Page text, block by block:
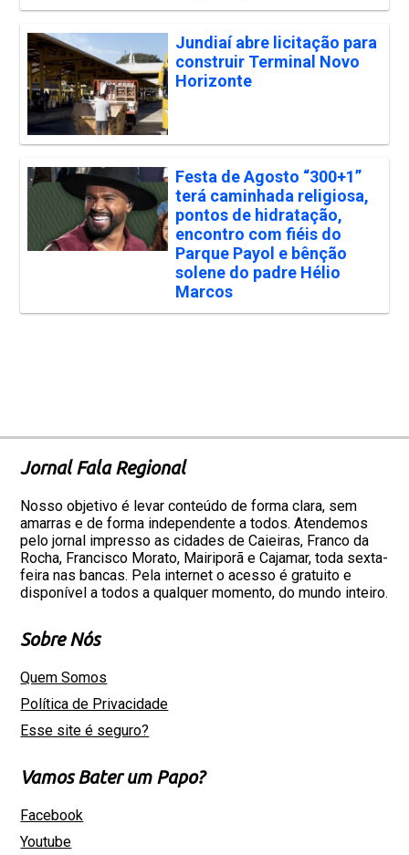
Jundiaí abre licitação para
construir Terminal Novo
Horizonte
Festa de Agosto “300+1”
terá caminhada religiosa,
pontos de hidratação,
encontro com fiéis do
Parque Payol e bênção
solene do padre Hélio
Marcos
Jornal Fala Regional
Nosso objetivo é levar conteúdo de forma clara, sem
amarras e de forma independente a todos. Atendemos
pelo jornal impresso as cidades de Caieiras, Franco da
Rocha, Francisco Morato, Mairiporã e Cajamar, toda sexta-
feira nas bancas. Pela internet o acesso é gratuito e
disponível a todos a qualquer momento, do mundo inteiro.
Sobre Nós
Quem Somos
Política de Privacidade
Esse site é seguro?
Vamos Bater um Papo?
Facebook
Youtube